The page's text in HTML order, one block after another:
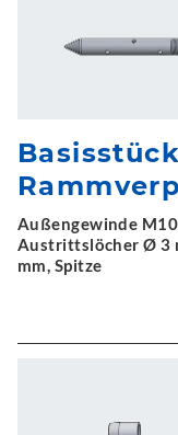
Außengewinde
Austrittslöcher Ø 3
mm, Spitze